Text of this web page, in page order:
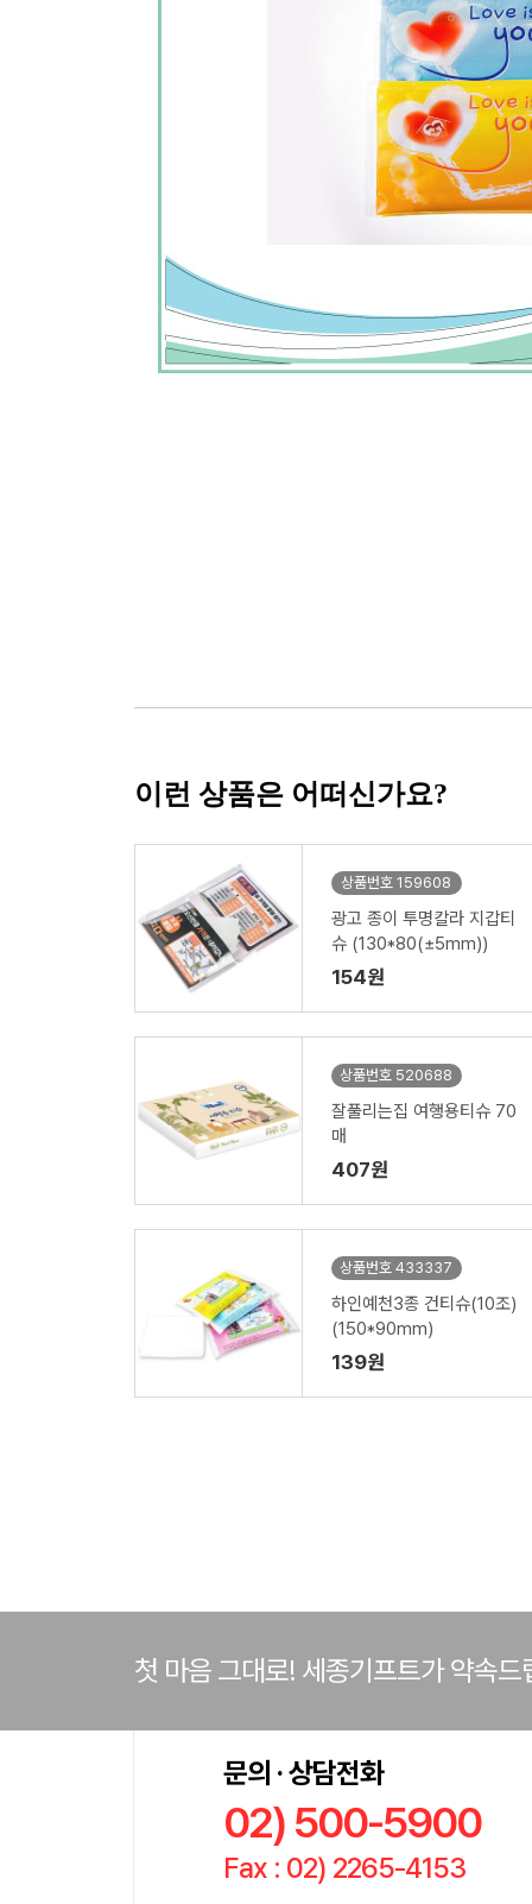
이런 상품은 어떠신가요?
상품번호 159608
광고 종이 투명칼라 지갑티
슈 (130*80(±5mm))
154원
상품번호 520688
잘풀리는집 여행용티슈 70
매
407원
상품번호 433337
하인예천3종 건티슈(10조)
(150*90mm)
139원
첫 마음 그대로! 세종기프트가 약속드
문의 · 상담전화
02) 500-5900
Fax : 02) 2265-4153